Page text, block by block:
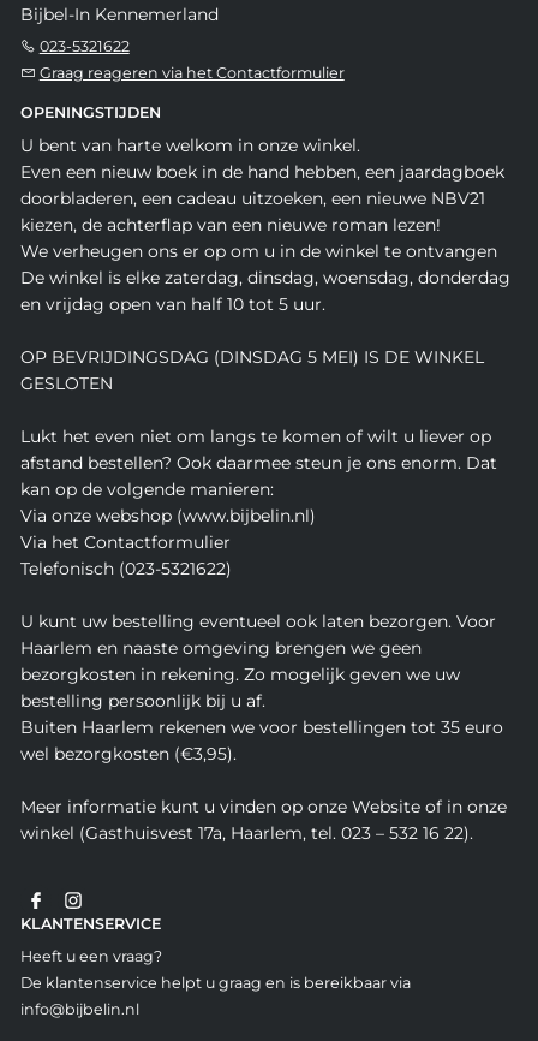
Bijbel-In Kennemerland
023-5321622
Graag reageren via het Contactformulier
OPENINGSTIJDEN
U bent van harte welkom in onze winkel.
Even een nieuw boek in de hand hebben, een jaardagboek
doorbladeren, een cadeau uitzoeken, een nieuwe NBV21
kiezen, de achterflap van een nieuwe roman lezen!
We verheugen ons er op om u in de winkel te ontvangen
De winkel is elke zaterdag, dinsdag, woensdag, donderdag
en vrijdag open van half 10 tot 5 uur.
OP BEVRIJDINGSDAG (DINSDAG 5 MEI) IS DE WINKEL
GESLOTEN
Lukt het even niet om langs te komen of wilt u liever op
afstand bestellen? Ook daarmee steun je ons enorm. Dat
kan op de volgende manieren:
Via onze webshop (www.bijbelin.nl)
Via het Contactformulier
Telefonisch (023-5321622)
U kunt uw bestelling eventueel ook laten bezorgen. Voor
Haarlem en naaste omgeving brengen we geen
bezorgkosten in rekening. Zo mogelijk geven we uw
bestelling persoonlijk bij u af.
Buiten Haarlem rekenen we voor bestellingen tot 35 euro
wel bezorgkosten (€3,95).
Meer informatie kunt u vinden op onze Website of in onze
winkel (Gasthuisvest 17a, Haarlem, tel. 023 – 532 16 22).
KLANTENSERVICE
Heeft u een vraag?
De klantenservice helpt u graag en is bereikbaar via
info@bijbelin.nl